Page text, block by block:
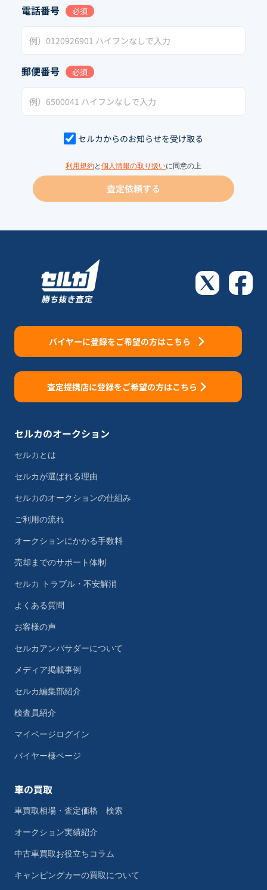
電話番号 必須
郵便番号 必須
セルカからのお知らせを受け取る
利用規約と 個人情報の取り扱いに同意の上
査定依頼する
バイヤーに登録をご希望の方はこちら
査定提携店に登録をご希望の方はこちら
セルカのオークション
セルカとは
セルカが選ばれる理由
セルカのオークションの仕組み
ご利用の流れ
オークションにかかる手数料
売却までのサポート体制
セルカ トラブル・不安解消
よくある質問
お客様の声
セルカアンバサダーについて
メディア掲載事例
セルカ編集部紹介
検査員紹介
マイページログイン
バイヤー様ページ
車の買取
車買取相場・査定価格 検索
オークション実績紹介
中古車買取お役立ちコラム
キャンピングカーの買取について